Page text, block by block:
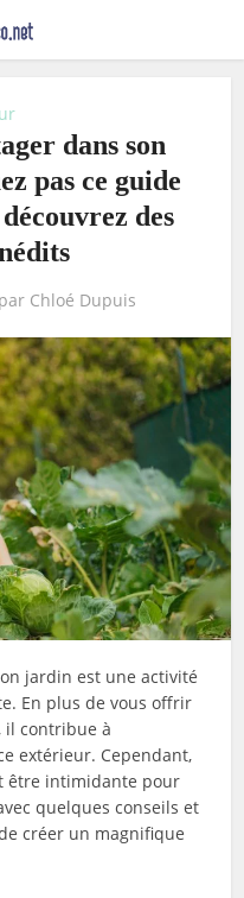
dans son
pas ce guide
des
Chloé Dupuis
jardin est une activité
En plus de vous offrir
il contribue à
extérieur. Cependant,
être intimidante pour
quelques conseils et
créer un magnifique